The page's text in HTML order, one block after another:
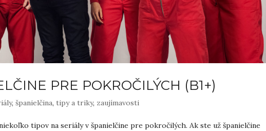
PRE POKROČILÝCH (B1+)
,španielčina,tipy a triky, zaujímavosti
tipov na seriály v španielčine pre pokročilých. Ak ste už španielčine